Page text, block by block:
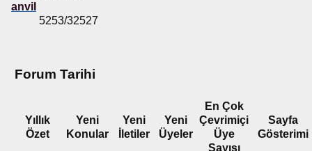
anvil
5253/32527
Forum Tarihi
Yıllık
Özet
Yeni
Konular
Yeni
İletiler
Yeni
Üyeler
En Çok
Çevrimiçi
Üye
Sayısı
Sayfa
Gösterimi